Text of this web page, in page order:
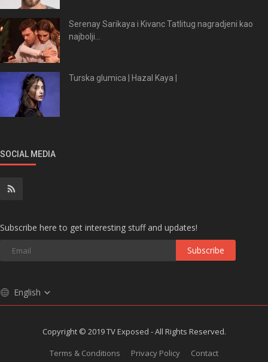
Serenay Sarikaya i Kivanc Tatlitug nagradjeni kao
najbolji...
Turska glumica | Hazal Kaya |
SOCIAL MEDIA
Subscribe here to get interesting stuff and updates!
Subscribe
English
Copyright © 2019 TV Exposed - All Rights Reserved.
Terms & Conditions
Privacy Policy Contact